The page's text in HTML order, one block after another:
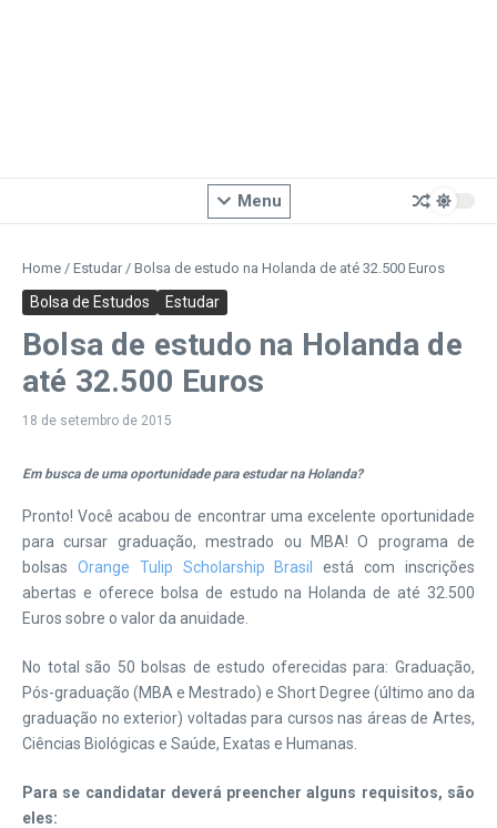
Menu
Home / Estudar / Bolsa de estudo na Holanda de até 32.500 Euros
Bolsa de Estudos Estudar
Bolsa de estudo na Holanda de
até 32.500 Euros
18 de setembro de 2015
Em busca de uma oportunidade para estudar na Holanda?
Pronto! Você acabou de encontrar uma excelente oportunidade
para cursar graduação, mestrado ou MBA! O programa de
bolsas Orange Tulip Scholarship Brasil
está com inscrições
abertas e oferece bolsa de estudo na Holanda de até 32.500
Euros sobre o valor da anuidade.
No total são 50 bolsas de estudo oferecidas para: Graduação,
Pós-graduação (MBA e Mestrado) e Short Degree (último ano da
graduação no exterior) voltadas para cursos nas áreas de Artes,
Ciências Biológicas e Saúde, Exatas e Humanas.
Para se candidatar deverá preencher alguns requisitos, são
eles: